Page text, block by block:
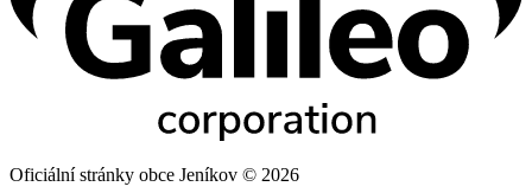
Oficiální stránky obce Jeníkov © 2026